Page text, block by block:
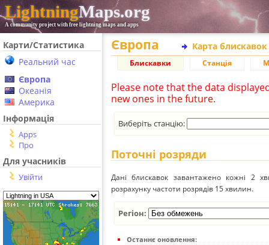
LightningMaps.org
A community project with free lightning maps and apps
Карти/Статистика
Реальний час
Європа
Океанія
Америка
Інформація
Apps
Про
Для учасників
Увійти
Європа Карта
Блискавки Станція
Please note that the data
new ones in the future.
Виберіть станцію:
Поточні розряди
Дані блискавок завантажено кожні 2
розрахунку частоти розрядів 15 хвилин.
Регіон:
Останнє оновлення: